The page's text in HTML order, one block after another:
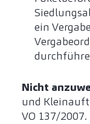
ein
Nicht
und
VO 137/